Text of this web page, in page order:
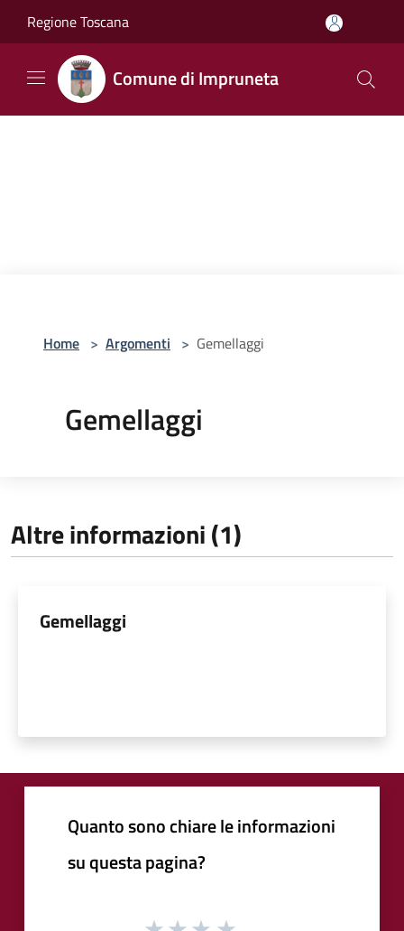
Regione Toscana
Comune di Impruneta
Home > Argomenti > Gemellaggi
Gemellaggi
Altre informazioni (1)
Gemellaggi
Quanto sono chiare le informazioni
su questa pagina?